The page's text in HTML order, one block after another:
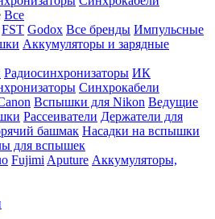
Все
FST Godox Все бренды Импульсные
Аккумуляторы и зарядные
Радиосинхронизаторы ИК
Синхрокабели
Вспышки для Nikon Ведущие
Рассеиватели Держатели для
башмак Насадки на вспышки
для вспышек
Fujimi Aputure Аккумуляторы,